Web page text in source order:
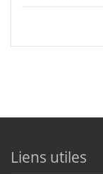
Liens utiles